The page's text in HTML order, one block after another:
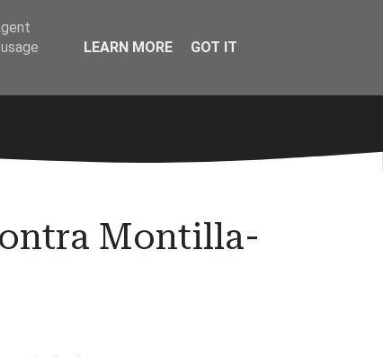
Montilla-
LEARN MORE GOT IT